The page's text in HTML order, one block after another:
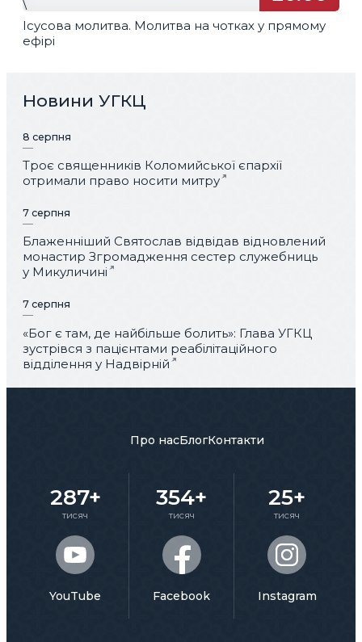
\
Ісусова молитва. Молитва на чотках у прямому
ефірі
Новини УГКЦ
8 серпня
Троє священників Коломийської єпархії
отримали право носити митру
7 серпня
Блаженніший Святослав відвідав відновлений
монастир Згромадження сестер служебниць
у Микуличині
7 серпня
«Бог є там, де найбільше болить»: Глава УГКЦ
зустрівся з пацієнтами реабілітаційного
відділення у Надвірній
Про насБлогКонтакти
287+
тисяч
YouTube
354+
тисяч
Facebook
25+
тисяч
Instagram